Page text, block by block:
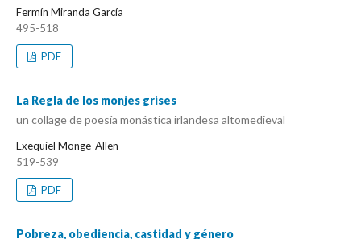
Fermín Miranda García
495-518
PDF
La Regla de los monjes grises
un collage de poesía monástica irlandesa altomedieval
Exequiel Monge-Allen
519-539
PDF
Pobreza, obediencia, castidad y género